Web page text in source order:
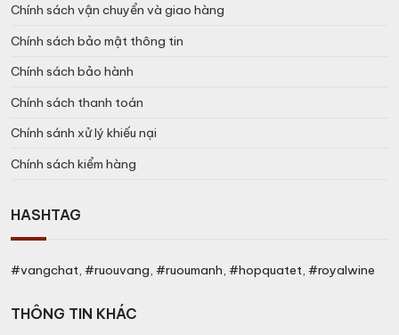
Chính sách vận chuyển và giao hàng
Chính sách bảo mật thông tin
Chính sách bảo hành
Chính sách thanh toán
Chính sánh xử lý khiếu nại
Chính sách kiểm hàng
HASHTAG
#vangchat, #ruouvang, #ruoumanh, #hopquatet, #royalwine
THÔNG TIN KHÁC